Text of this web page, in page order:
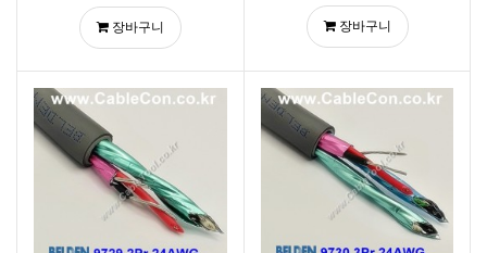
장바구니 장바구니